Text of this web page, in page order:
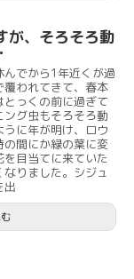
が、そろそろ動
でから1年近くが過
われてきて、春本
っくの前に過ぎて
ング虫もそろそろ動
に年が明け、ロウ
間にか緑の葉に変
目当てに来ていた
りました。シジュ
出